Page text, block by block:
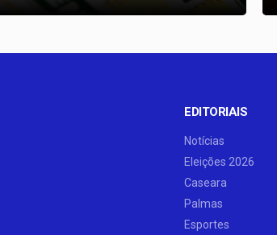
EDITORIAIS
Notícias
Eleições 2026
Caseara
Palmas
Esportes